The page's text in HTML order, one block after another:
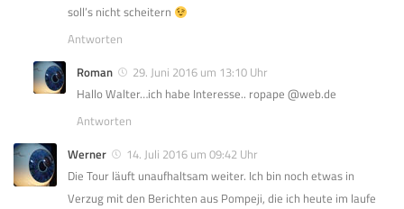
soll’s nicht scheitern
Antworten
Roman
29. Juni 2016 um 13:10 Uhr
Hallo Walter…ich habe Interesse.. ropape @web.de
Antworten
Werner
14. Juli 2016 um 09:42 Uhr
Die Tour läuft unaufhaltsam weiter. Ich bin noch etwas in
Verzug mit den Berichten aus Pompeji, die ich heute im laufe